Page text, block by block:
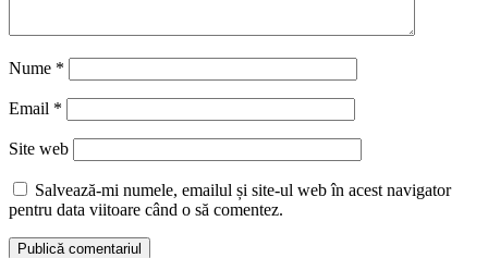
Nume *
Email *
Site web
Salvează-mi numele, emailul și site-ul web în acest navigator
pentru data viitoare când o să comentez.